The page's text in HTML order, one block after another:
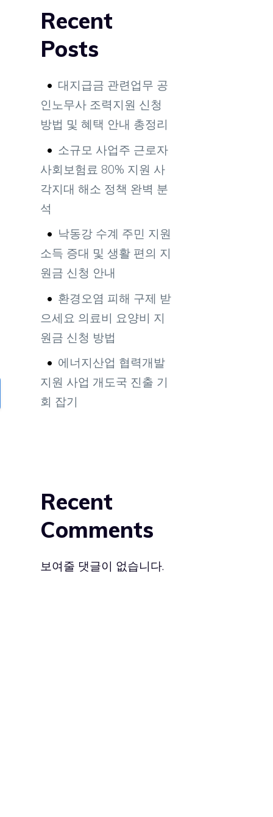
Recent
Posts
대지급금 관련업무 공
인노무사 조력지원 신청
방법 및 혜택 안내 총정리
소규모 사업주 근로자
사회보험료 80% 지원 사
각지대 해소 정책 완벽 분
석
낙동강 수계 주민 지원
소득 증대 및 생활 편의 지
원금 신청 안내
환경오염 피해 구제 받
으세요 의료비 요양비 지
원금 신청 방법
에너지산업 협력개발
지원 사업 개도국 진출 기
회 잡기
Recent
Comments
보여줄 댓글이 없습니다.